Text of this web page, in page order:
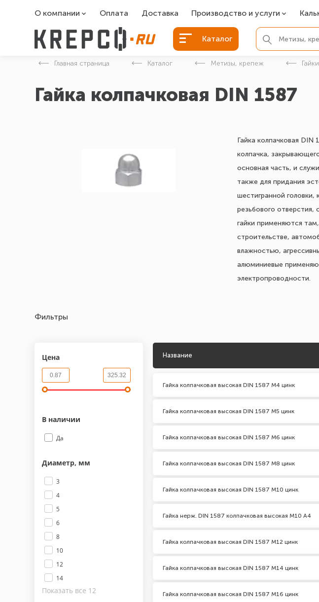
О компании
О компании
Оплата Доставка Производство и услуги
Болты БСР
Болты для фундамента
Закладные детали
Каталог
Главная страница Каталог Метизы, крепеж Гайки
Гайка колпачковая DIN 1587
Гайка колпачковая
колпачка,
основная часть, и
также для придания
шестигранной головки,
резьбового
гайки применяются
строительстве,
влажностью,
алюминиевые
электропроводности.
Фильтры
Цена
В наличии
Да
Диаметр, мм
3
4
5
6
8
10
12
14
Показать все 12
Название
Гайка колпачковая высокая DIN 1587 М4 цинк
Гайка колпачковая высокая DIN 1587 М5 цинк
Гайка колпачковая высокая DIN 1587 М6 цинк
Гайка колпачковая высокая DIN 1587 М8 цинк
Гайка колпачковая высокая DIN 1587 М10 цинк
Гайка нерж. DIN 1587 колпачковая высокая М10 А4
Гайка колпачковая высокая DIN 1587 М12 цинк
Гайка колпачковая высокая DIN 1587 М14 цинк
Гайка колпачковая высокая DIN 1587 М16 цинк